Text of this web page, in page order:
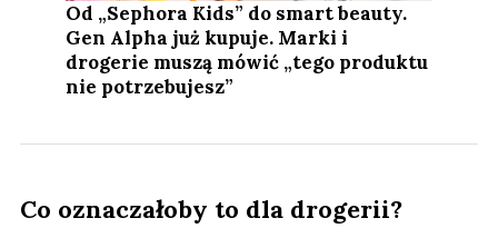
Od „Sephora Kids” do smart beauty.
Gen Alpha już kupuje. Marki i
drogerie muszą mówić „tego produktu
nie potrzebujesz”
Co oznaczałoby to dla drogerii?